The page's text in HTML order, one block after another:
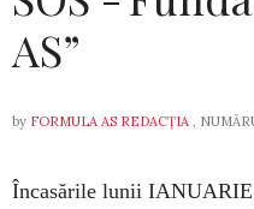
AS”
by FORMULA AS REDACȚIA ,
Încasările lunii